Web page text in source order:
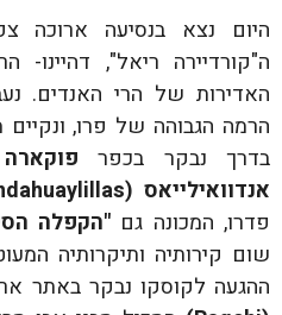
היום נצא בנסיעה ארוכה
ה"קורדיירה ריאל",
האדירות של הרי האנדים.
הרמה הגבוהה של פרו,
בדרך נבקר בכפר
אנדוואילייאס (
פדרו, המכונה גם "הקפלה
שום קירותיה ותיקרותיה
ההגעה לקוסקו נבקר באתר